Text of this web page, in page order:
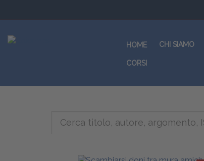
HOME CHI SIAMO
CORSI